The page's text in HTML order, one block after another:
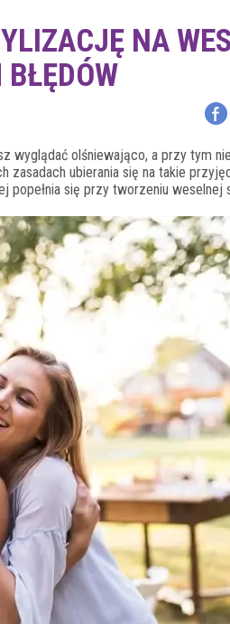
NA
wyglądać olśniewająco, a przy tym
zasadach ubierania się na takie
popełnia się przy tworzeniu weselnej